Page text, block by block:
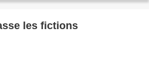
les fictions